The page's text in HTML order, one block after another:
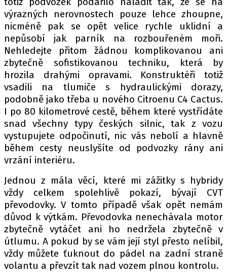
výrazných nerovnostech pouze lehce zhoupne,
nicméně pak se opět velice rychle uklidní a
nepůsobí jak parník na rozbouřeném moři.
Nehledejte přitom žádnou komplikovanou ani
zbytečně sofistikovanou techniku, která by
hrozila drahými opravami. Konstruktéři totiž
vsadili na tlumiče s hydraulickými dorazy,
podobně jako třeba u nového Citroenu C4 Cactus.
I po 80 kilometrové cestě, během které vystřídáte
snad všechny typy českých silnic, tak z vozu
vystupujete odpočinutí, nic vás nebolí a hlavně
během cesty neuslyšíte od podvozky rány ani
vrzání interiéru.
Jednou z mála věcí, které mi zážitky s hybridy
vždy celkem spolehlivě pokazí, bývají CVT
převodovky. V tomto případě však opět nemám
důvod k výtkám. Převodovka nenechávala motor
zbytečně vytáčet ani ho nedržela zbytečně v
útlumu. A pokud by se vám její styl přesto nelíbil,
vždy můžete ťuknout do pádel na zadní straně
volantu a převzít tak nad vozem plnou kontrolu.